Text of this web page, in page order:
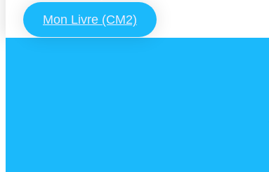
Mon Livre (CM2)